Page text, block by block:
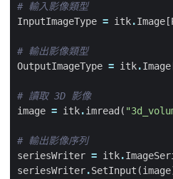
# 輸入影像類型
InputImageType = itk.Image [
# 輸出影像類型
OutputImageType = itk.Image
# 讀取 3D 影像
image = itk.imread (
# 輸出影像序列
seriesWriter = itk.
seriesWriter.SetInput (image